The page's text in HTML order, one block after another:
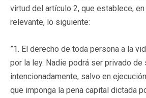
virtud del artículo 2, que establece,
relevante, lo siguiente:
”1. El derecho de toda persona a la
por la ley. Nadie podrá ser privado de
intencionadamente, salvo en
que imponga la pena capital dictada